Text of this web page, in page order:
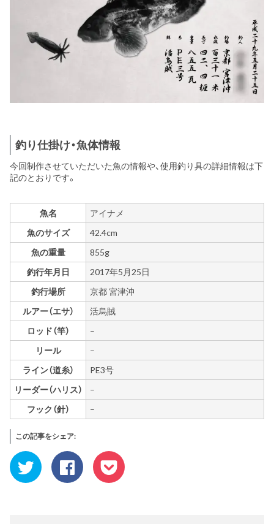
釣り仕掛け・魚体情報
今回制作させていただいた魚の情報や、使用釣り具の詳細情報は下
記のとおりです。
魚名
アイナメ
魚のサイズ
42.4cm
魚の重量
855g
釣行年月日
2017年5月25日
釣行場所
京都 宮津沖
ルアー（エサ）
活烏賊
ロッド（竿）
–
リール
–
ライン（道糸）
PE3号
リーダー（ハリス）
–
フック（針）
–
この記事をシェア:
ク
リ
ッ
ク
Facebook
で
共
有
ク
リ
ッ
ク